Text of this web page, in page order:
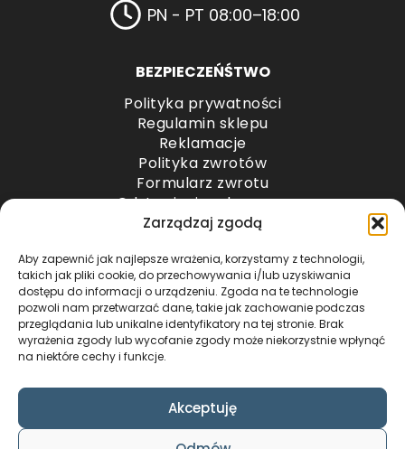
Zarządzaj zgodą
Aby zapewnić jak najlepsze wrażenia, korzystamy z technologii,
takich jak pliki cookie, do przechowywania i/lub uzyskiwania
dostępu do informacji o urządzeniu. Zgoda na te technologie
pozwoli nam przetwarzać dane, takie jak zachowanie podczas
przeglądania lub unikalne identyfikatory na tej stronie. Brak
wyrażenia zgody lub wycofanie zgody może niekorzystnie wpłynąć
na niektóre cechy i funkcje.
Akceptuję
PN - PT 08:00–18:00
BEZPIECZEŃŚTWO
Polityka prywatności
Regulamin sklepu
Reklamacje
Polityka zwrotów
Formularz zwrotu
Odstąpienie od umowy
Odstąpienie od umowy – przesyłki paletowe
METODY PŁATNOŚCI
COPYRIGHT © 2024 by ADWENTO ŁUKASZ